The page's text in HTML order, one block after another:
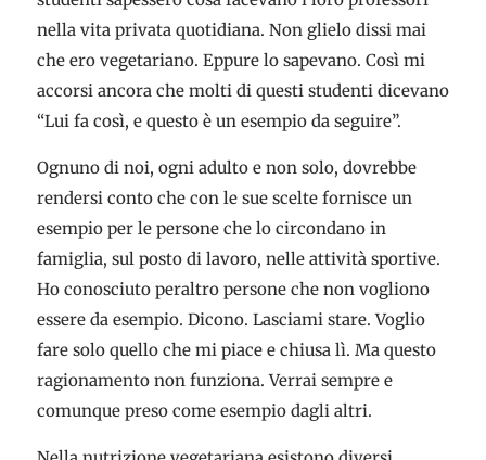
nella vita privata quotidiana. Non glielo dissi mai
che ero vegetariano. Eppure lo sapevano. Così mi
accorsi ancora che molti di questi studenti dicevano
“Lui fa così, e questo è un esempio da seguire”.
Ognuno di noi, ogni adulto e non solo, dovrebbe
rendersi conto che con le sue scelte fornisce un
esempio per le persone che lo circondano in
famiglia, sul posto di lavoro, nelle attività sportive.
Ho conosciuto peraltro persone che non vogliono
essere da esempio. Dicono. Lasciami stare. Voglio
fare solo quello che mi piace e chiusa lì. Ma questo
ragionamento non funziona. Verrai sempre e
comunque preso come esempio dagli altri.